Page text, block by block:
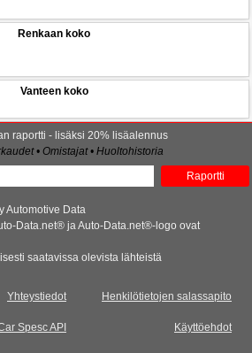
Renkaan koko
Vanteen koko
raportti - lisäksi 20% lisäalennus
• Omistajat • Huoltohistoria
Raportti
Automotive Data
Data.net® ja Auto-Data.net®-logo ovat
saatavissa olevista lähteistä
Henkilötietojen salassapito
Käyttöehdot
Yhteystiedot
Spesc API